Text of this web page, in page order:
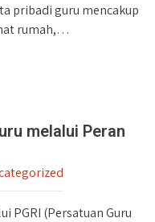
pribadi guru mencakup
rumah,…
melalui Peran
PGRI (Persatuan Guru